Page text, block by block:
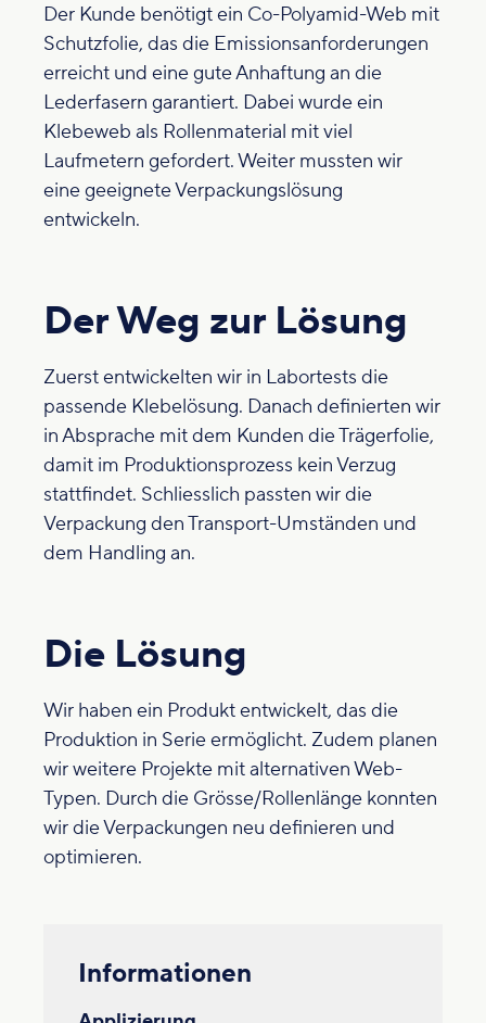
Der Kunde benötigt ein Co-Polyamid-Web mit
Schutzfolie, das die Emissionsanforderungen
erreicht und eine gute Anhaftung an die
Lederfasern garantiert. Dabei wurde ein
Klebeweb als Rollenmaterial mit viel
Laufmetern gefordert. Weiter mussten wir
eine geeignete Verpackungslösung
entwickeln.
Der Weg zur Lösung
Zuerst entwickelten wir in Labortests die
passende Klebelösung. Danach definierten wir
in Absprache mit dem Kunden die Trägerfolie,
damit im Produktionsprozess kein Verzug
stattfindet. Schliesslich passten wir die
Verpackung den Transport-Umständen und
dem Handling an.
Die Lösung
Wir haben ein Produkt entwickelt, das die
Produktion in Serie ermöglicht. Zudem planen
wir weitere Projekte mit alternativen Web-
Typen. Durch die Grösse/Rollenlänge konnten
wir die Verpackungen neu definieren und
optimieren.
Informationen